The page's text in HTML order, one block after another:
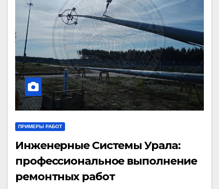
ПРИМЕРЫ РАБОТ
Инженерные Системы Урала:
профессиональное выполнение
ремонтных работ